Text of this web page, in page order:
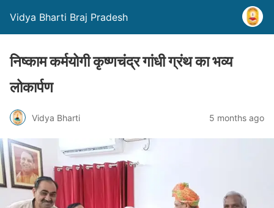
Vidya Bharti Braj Pradesh
निष्काम कर्मयोगी कृष्णचंद्र गांधी ग्रंथ का भव्य
लोकार्पण
Vidya Bharti 5 months ago